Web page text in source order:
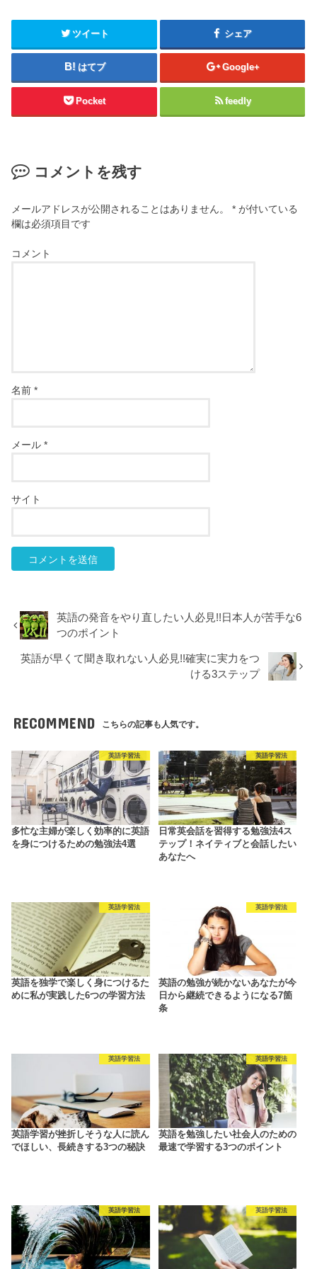
ツイート シェア
はてブ Google+
Pocket feedly
コメントを残す
メールアドレスが公開されることはありません。 * が付いている
欄は必須項目です
コメント
名前*
メール*
サイト
英語の発音をやり直したい人必見!!日本人が苦手な6
つのポイント
英語が早くて聞き取れない人必見!!確実に実力をつ
ける3ステップ
RECOMMEND こちらの記事も人気です。
英語学習法
多忙な主婦が楽しく効率的に英語
を身につけるための勉強法4選
英語学習法
日常英会話を習得する勉強法4ス
テップ！ネイティブと会話したい
あなたへ
英語学習法
英語を独学で楽しく身につけるた
めに私が実践した6つの学習方法
英語学習法
英語の勉強が続かないあなたが今
日から継続できるようになる7箇
条
英語学習法
英語学習が挫折しそうな人に読ん
でほしい、長続きする3つの秘訣
英語学習法
英語を勉強したい社会人のための
最速で学習する3つのポイント
英語学習法 英語学習法